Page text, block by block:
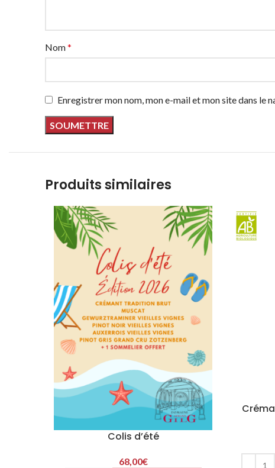
Nom*
Enregistrer mon nom, mon e-mail et mon site dans le
Produits similaires
Colis d’été
68,00€